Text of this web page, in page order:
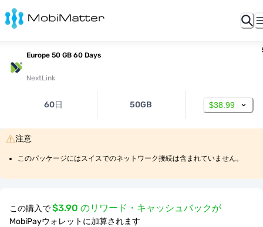
Europe 50 GB 60 Days
NextLink
60日 50GB $38.99
注意
このパッケージにはスイスでのネットワーク接続は含まれていません。
この購入で$3.90 のリワード・キャッシュバックが
MobiPayウォレットに加算されます